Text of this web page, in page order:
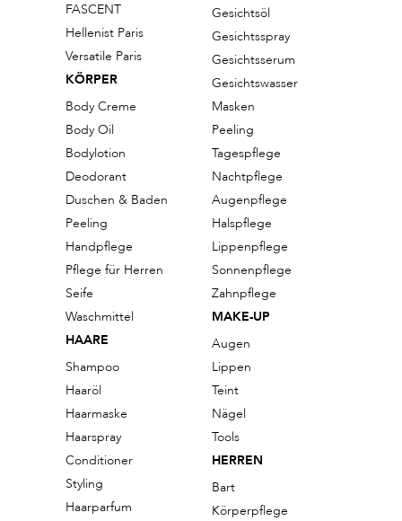
FASCENT
Hellenist Paris
Versatile Paris
KÖRPER
Body Creme
Body Oil
Bodylotion
Deodorant
Duschen & Baden
Peeling
Handpflege
Pflege für Herren
Seife
Waschmittel
HAARE
Shampoo
Haaröl
Haarmaske
Haarspray
Conditioner
Styling
Haarparfum
Gesichtsöl
Gesichtsspray
Gesichtsserum
Gesichtswasser
Masken
Peeling
Tagespflege
Nachtpflege
Augenpflege
Halspflege
Lippenpflege
Sonnenpflege
Zahnpflege
MAKE-UP
Augen
Lippen
Teint
Nägel
Tools
HERREN
Bart
Körperpflege